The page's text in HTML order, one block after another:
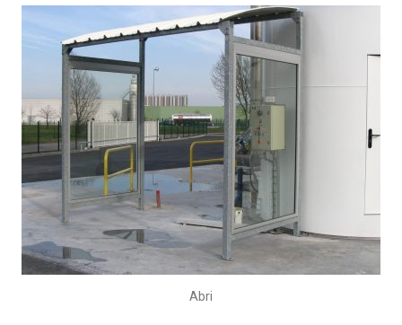
Abri